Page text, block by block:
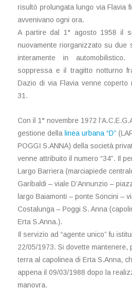
risultò prolungata lungo via Flavia
avvenivano ogni ora.
A partire dal 1° agosto 1958 il
nuovamente riorganizzato su due
interamente in
soppressa e il tragitto notturno
Dazio di via Flavia venne coperto
31.
Con il 1° novembre 1972
gestione della linea urbana “D”
POGGI S.ANNA) della società
venne attribuito il numero “34”. Il
Largo Barriera (marciapiede
Garibaldi – viale D’Annunzio –
largo Baiamonti – ponte Soncini –
Costalunga – Poggi S. Anna
Erta S.Anna.).
Il servizio ad “agente unico” fu
22/05/1973. Si dovette mantenere,
terra al capolinea di Erta S.Anna,
appena il 09/03/1988 dopo la
manovra.